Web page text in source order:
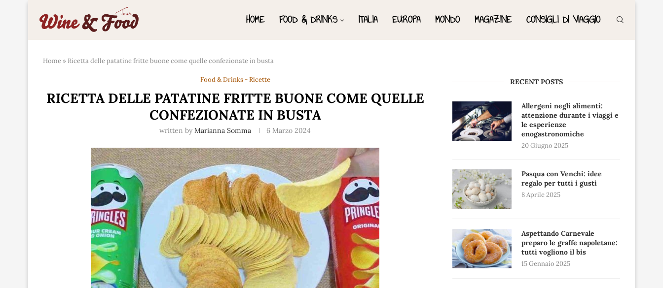
HOME FOOD & DRINKS ITALIA EUROPA MONDO MAGAZINE CONSIGLI DI VIAGGIO
Home » Ricetta delle patatine fritte buone come quelle confezionate in busta
Food & Drinks - Ricette
RICETTA DELLE PATATINE FRITTE BUONE COME QUELLE
CONFEZIONATE IN BUSTA
written byMarianna Somma 6 Marzo 2024
RECENT POSTS
Allergeni negli alimenti:
attenzione durante i viaggi e
le esperienze
enogastronomiche
20 Giugno 2025
Pasqua con Venchi: idee
regalo per tutti i gusti
8 Aprile 2025
Aspettando Carnevale
preparo le graffe napoletane:
tutti vogliono il bis
15 Gennaio 2025